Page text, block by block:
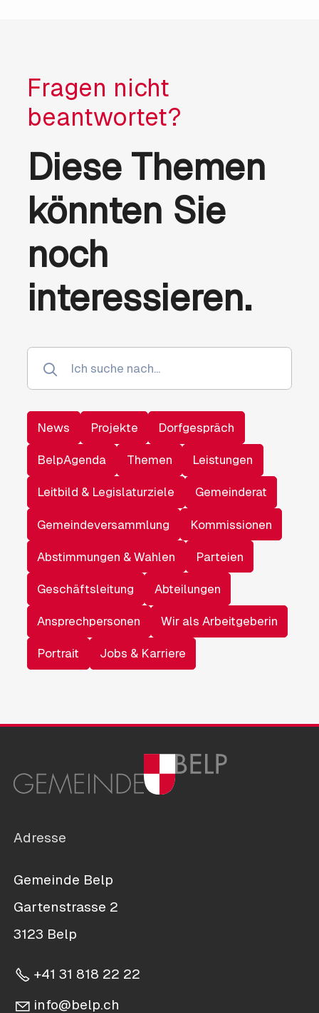
Fragen nicht
beantwortet?
Diese Themen
könnten Sie
noch
interessieren.
News Projekte Dorfgespräch
BelpAgenda Themen Leistungen
Leitbild & Legislaturziele Gemeinderat
Gemeindeversammlung Kommissionen
Abstimmungen & Wahlen Parteien
Geschäftsleitung Abteilungen
Ansprechpersonen Wir als Arbeitgeberin
Portrait Jobs & Karriere
Adresse
Gemeinde Belp
Gartenstrasse 2
3123 Belp
+41 31 818 22 22
nf b lp ch